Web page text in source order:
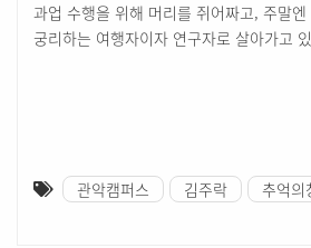
과업 수행을 위해 머리를 쥐어짜고, 주말
궁리하는 여행자이자 연구자로 살아가고
관악캠퍼스 김주락 추억의